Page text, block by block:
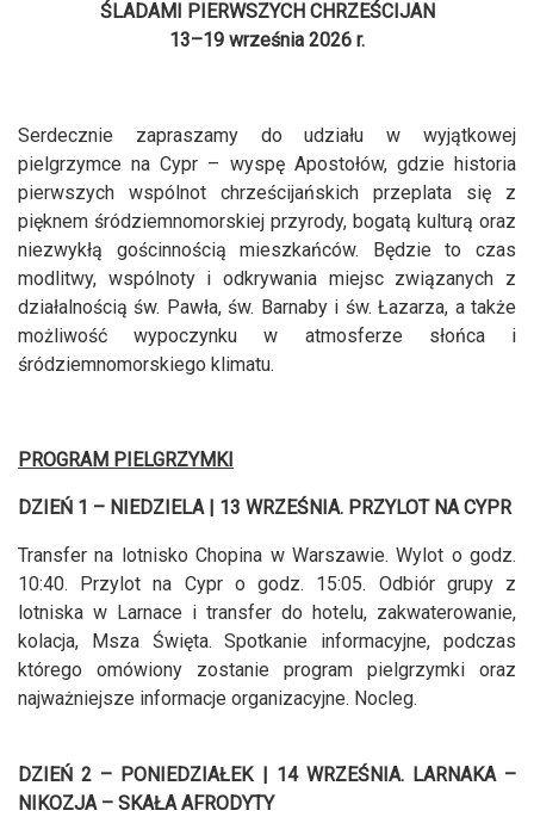
ŚLADAMI PIERWSZYCH CHRZEŚCIJAN
13–19 września 2026 r.
Serdecznie zapraszamy do udziału w wyjątkowej
pielgrzymce na Cypr – wyspę Apostołów, gdzie historia
pierwszych wspólnot chrześcijańskich przeplata się z
pięknem śródziemnomorskiej przyrody, bogatą kulturą oraz
niezwykłą gościnnością mieszkańców. Będzie to czas
modlitwy, wspólnoty i odkrywania miejsc związanych z
działalnością św. Pawła, św. Barnaby i św. Łazarza, a także
możliwość wypoczynku w atmosferze słońca i
śródziemnomorskiego klimatu.
PROGRAM PIELGRZYMKI
DZIEŃ 1 – NIEDZIELA | 13 WRZEŚNIA. PRZYLOT NA CYPR
Transfer na lotnisko Chopina w Warszawie. Wylot o godz.
10:40. Przylot na Cypr o godz. 15:05. Odbiór grupy z
lotniska w Larnace i transfer do hotelu, zakwaterowanie,
kolacja, Msza Święta. Spotkanie informacyjne, podczas
którego omówiony zostanie program pielgrzymki oraz
najważniejsze informacje organizacyjne. Nocleg.
DZIEŃ 2 – PONIEDZIAŁEK | 14 WRZEŚNIA. LARNAKA –
NIKOZJA – SKAŁA AFRODYTY